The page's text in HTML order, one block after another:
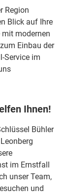
Region
Blick auf Ihre
modernen
Einbau der
Service im
Ihnen!
Bühler
im Ernstfall
unser Team,
und